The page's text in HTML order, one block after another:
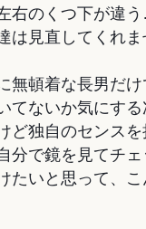
右のくつ下が違
は見直してくれま
無頓着な長男だ
てないか気にす
ど独自のセンスを
分で鏡を見てチェ
たいと思って、こ